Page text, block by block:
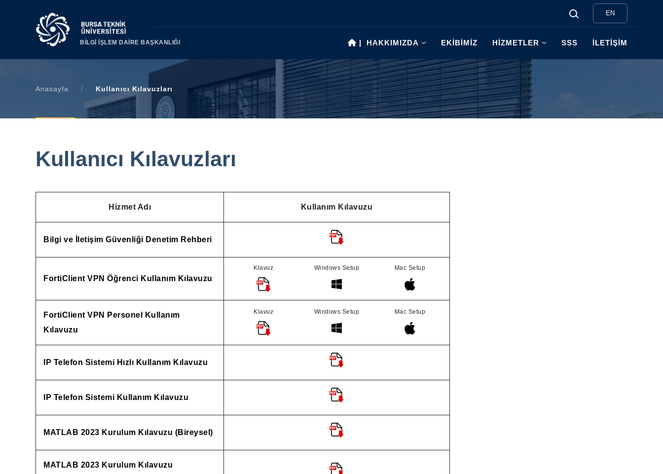
BİLGİ İŞLEM DAİRE BAŞKANLIĞI
EN
| HAKKIMIZDA EKİBİMİZ HİZMETLER SSS İLETİŞİM
Anasayfa / Kullanıcı Kılavuzları
Kullanıcı Kılavuzları
Hizmet Adı Kullanım Kılavuzu
Bilgi ve İletişim Güvenliği Denetim Rehberi
FortiClient VPN Öğrenci Kullanım Kılavuzu
Klavuz Windows Setup Mac Setup
FortiClient VPN Personel Kullanım
Kılavuzu
Klavuz Windows Setup Mac Setup
IP Telefon Sistemi Hızlı Kullanım Kılavuzu
IP Telefon Sistemi Kullanım Kılavuzu
MATLAB 2023 Kurulum Kılavuzu (Bireysel)
MATLAB 2023 Kurulum Kılavuzu